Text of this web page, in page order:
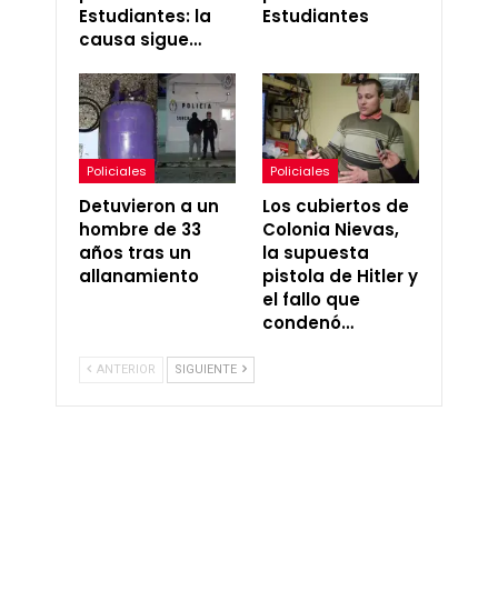
Estudiantes: la
causa sigue…
Estudiantes
Policiales
Detuvieron a un
hombre de 33
años tras un
allanamiento
Policiales
Los cubiertos de
Colonia Nievas,
la supuesta
pistola de Hitler y
el fallo que
condenó…
ANTERIOR SIGUIENTE